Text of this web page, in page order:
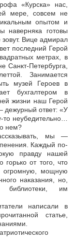
«Курска» нас,
мере, совсем не
опытом и
наверняка готовы
Вице адмирал
последний Герой
метрах, в
Санкт-Петербурга,
Занимается
музей Героев в
бухгалтером в
жизни наш Герой
дежурный ответ: «У
то неубедительно…
нем?
мы —
Каждый по-
правду нашей
от того, что
огромную, мощную
наказания, но,
им
написали в
статье,